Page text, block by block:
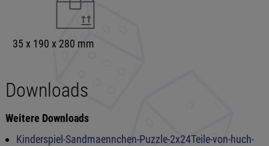
35 x 190 x 280 mm
Downloads
Weitere Downloads
Kinderspiel-Sandmaennchen-Puzzle-2x24Teile-von-huch-